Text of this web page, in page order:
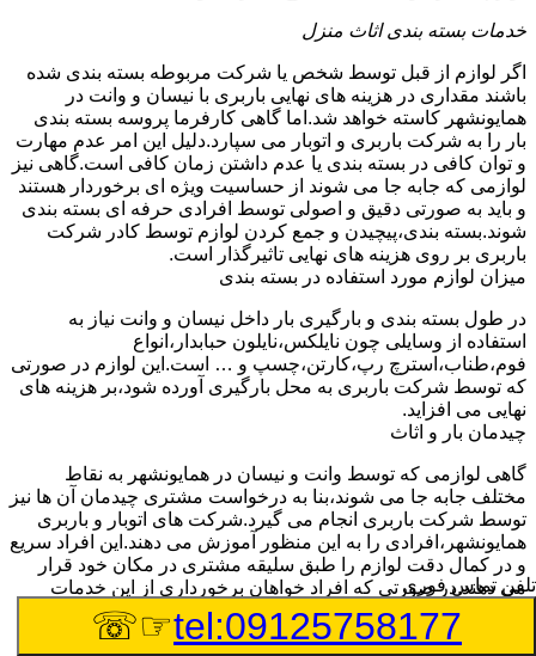
خدمات بسته بندی اثاث منزل
اگر لوازم از قبل توسط شخص یا شرکت مربوطه بسته بندی شده
باشند مقداری در هزینه های نهایی باربری با نیسان و وانت در
همایونشهر کاسته خواهد شد.اما گاهی کارفرما پروسه بسته بندی
بار را به شرکت باربری و اتوبار می سپارد.دلیل این امر عدم مهارت
و توان کافی در بسته بندی یا عدم داشتن زمان کافی است.گاهی نیز
لوازمی که جابه جا می شوند از حساسیت ویژه ای برخوردار هستند
و باید به صورتی دقیق و اصولی توسط افرادی حرفه ای بسته بندی
شوند.بسته بندی،پیچیدن و جمع کردن لوازم توسط کادر شرکت
باربری بر روی هزینه های نهایی تاثیرگذار است.
میزان لوازم مورد استفاده در بسته بندی
در طول بسته بندی و بارگیری بار داخل نیسان و وانت نیاز به
استفاده از وسایلی چون نایلکس،نایلون حبابدار،انواع
فوم،طناب،استرچ رپ،کارتن،چسپ و … است.این لوازم در صورتی
که توسط شرکت باربری به محل بارگیری آورده شود،بر هزینه های
نهایی می افزاید.
چیدمان بار و اثاث
گاهی لوازمی که توسط وانت و نیسان در همایونشهر به نقاط
مختلف جابه جا می شوند،بنا به درخواست مشتری چیدمان آن ها نیز
توسط شرکت باربری انجام می گیرد.شرکت های اتوبار و باربری
همایونشهر،افرادی را به این منظور آموزش می دهند.این افراد سریع
و در کمال دقت لوازم را طبق سلیقه مشتری در مکان خود قرار
می دهند.در صورتی که افراد خواهان برخورداری از این خدمات
باشند،باید هزینه های باربری بیشتری پرداخت کنند.
تعداد کارگران درخواستی
تلفن تماس فوری
tel:09125758177
☞☏